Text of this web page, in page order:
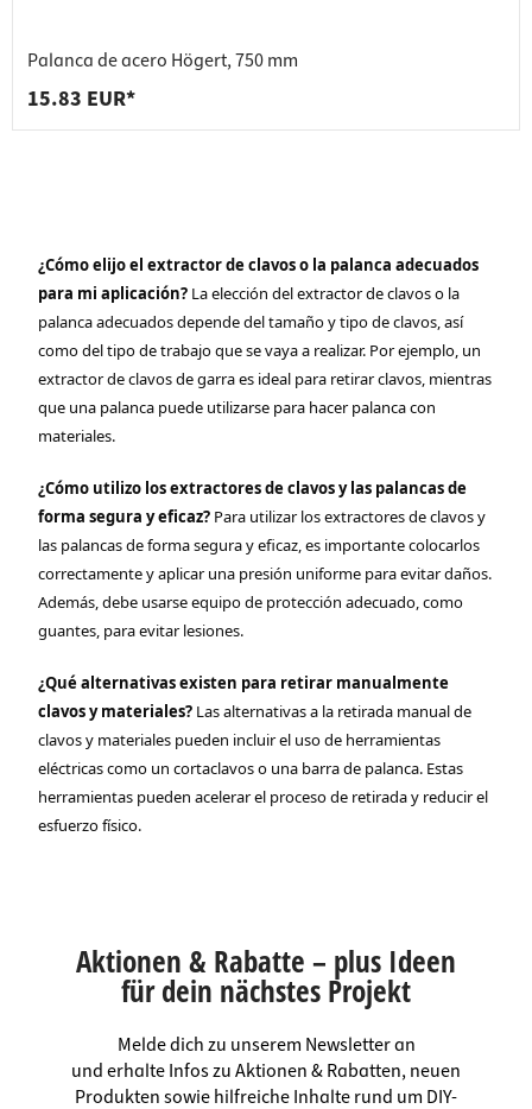
Palanca de acero Högert, 750 mm
15.83 EUR*
¿Cómo elijo el extractor de clavos o la palanca adecuados
para mi aplicación? La elección del extractor de clavos o la
palanca adecuados depende del tamaño y tipo de clavos, así
como del tipo de trabajo que se vaya a realizar. Por ejemplo, un
extractor de clavos de garra es ideal para retirar clavos, mientras
que una palanca puede utilizarse para hacer palanca con
materiales.
¿Cómo utilizo los extractores de clavos y las palancas de
forma segura y eficaz? Para utilizar los extractores de clavos y
las palancas de forma segura y eficaz, es importante colocarlos
correctamente y aplicar una presión uniforme para evitar daños.
Además, debe usarse equipo de protección adecuado, como
guantes, para evitar lesiones.
¿Qué alternativas existen para retirar manualmente
clavos y materiales? Las alternativas a la retirada manual de
clavos y materiales pueden incluir el uso de herramientas
eléctricas como un cortaclavos o una barra de palanca. Estas
herramientas pueden acelerar el proceso de retirada y reducir el
esfuerzo físico.
Aktionen & Rabatte – plus Ideen
für dein nächstes Projekt
Melde dich zu unserem Newsletter an
und erhalte Infos zu Aktionen & Rabatten, neuen
Produkten sowie hilfreiche Inhalte rund um DIY-